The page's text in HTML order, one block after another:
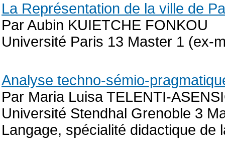
La Représentation de la ville de
Par Aubin KUIETCHE FONKOU
Université Paris 13 Master 1 (ex-
Analyse techno-sémio-
Par Maria Luisa TELENTI-
Université Stendhal Grenoble 3
Langage, spécialité didactique de